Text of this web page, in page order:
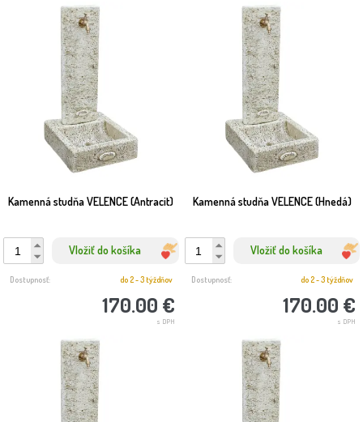
Kamenná studňa VELENCE (Antracit)
Vložiť do košíka
170.00 €
s DPH
Dostupnosť: do 2 - 3 týždňov
Kamenná studňa VELENCE (Hnedá)
Vložiť do košíka
170.00 €
s DPH
Dostupnosť: do 2 - 3 týždňov